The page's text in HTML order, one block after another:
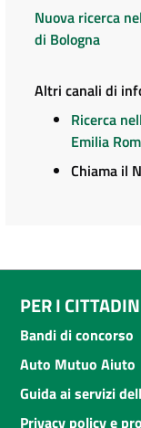
Nuova ricerca
di Bologna
Altri canali di
Ricerca
Emilia
Chiama il
PER I
Bandi di concorso
Auto Mutuo Aiuto
Guida ai servizi
Privacy policy e